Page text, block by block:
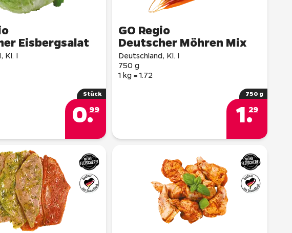
Eisbergsalat
Kl. I
Stück
0.99
GO Regio
Deutscher Möhren Mix
Deutschland, Kl. I
750 g
1 kg = 1.72
750 g
1.
29